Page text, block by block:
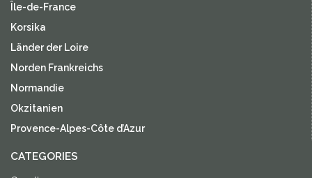
Île-de-France
Korsika
Länder der Loire
Norden Frankreichs
Normandie
Okzitanien
Provence-Alpes-Côte d’Azur
CATEGORIES